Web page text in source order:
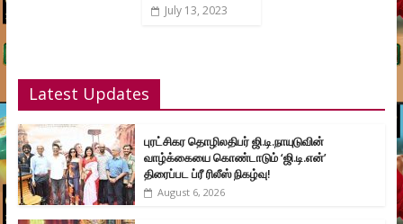
July 13, 2023
Latest Updates
புரட்சிகர தொழிலதிபர் ஜி.டி.நாயுடுவின்
வாழ்க்கையை கொண்டாடும் ‘ஜி.டி.என்’
திரைப்பட ப்ரீ ரிலீஸ் நிகழ்வு!
August 6, 2026